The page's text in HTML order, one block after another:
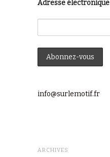
Adresse électronique
info@surlemotif.fr
ARCHIVES